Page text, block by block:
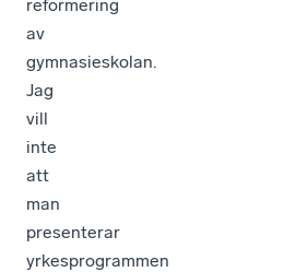
reformering
av
gymnasieskolan.
Jag
vill
inte
att
man
presenterar
yrkesprogrammen